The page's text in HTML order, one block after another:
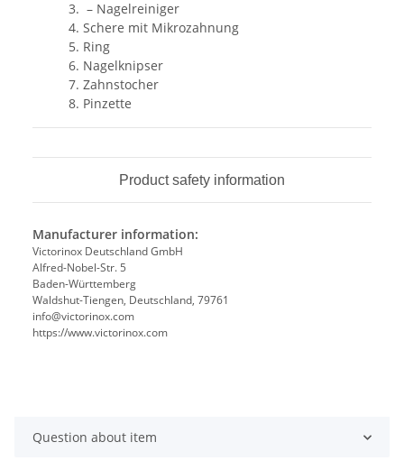
3. – Nagelreiniger
4. Schere mit Mikrozahnung
5. Ring
6. Nagelknipser
7. Zahnstocher
8. Pinzette
Product safety information
Manufacturer information:
Victorinox Deutschland GmbH
Alfred-Nobel-Str. 5
Baden-Württemberg
Waldshut-Tiengen, Deutschland, 79761
info@victorinox.com
https://www.victorinox.com
Question about item